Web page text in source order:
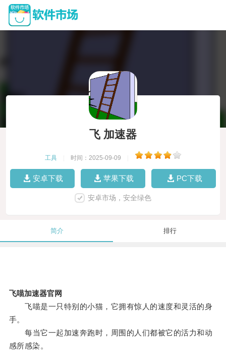
飞 加速器
工具 时间：2025-09-09
安卓下载 苹果下载 PC下载
安卓市场，安全绿色
简介 排行
飞喵加速器官网
飞喵是一只特别的小猫，它拥有惊人的速度和灵活的身
手。
每当它一起加速奔跑时，周围的人们都被它的活力和动
感所感染。